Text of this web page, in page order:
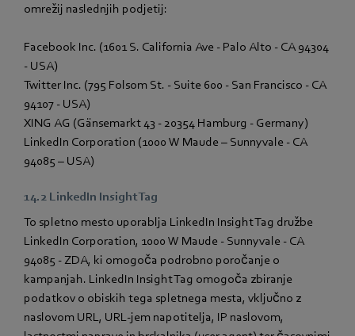
omrežij naslednjih podjetij:
Facebook Inc. (1601 S. California Ave - Palo Alto - CA 94304
- USA)
Twitter Inc. (795 Folsom St. - Suite 600 - San Francisco - CA
94107 - USA)
XING AG (Gänsemarkt 43 - 20354 Hamburg - Germany)
LinkedIn Corporation (1000 W Maude – Sunnyvale - CA
94085 – USA)
14.2 LinkedIn Insight Tag
To spletno mesto uporablja LinkedIn Insight Tag družbe
LinkedIn Corporation, 1000 W Maude - Sunnyvale - CA
94085 - ZDA, ki omogoča podrobno poročanje o
kampanjah. LinkedIn Insight Tag omogoča zbiranje
podatkov o obiskih tega spletnega mesta, vključno z
naslovom URL, URL-jem napotitelja, IP naslovom,